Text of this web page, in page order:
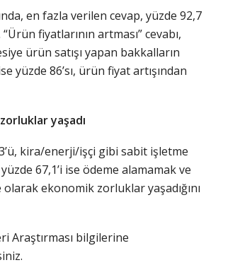
en fazla verilen cevap, yüzde 92,7
fiyatlarının artması” cevabı,
ürün satışı yapan bakkalların
yüzde 86’sı, ürün fiyat artışından
yaşadı
kira/enerji/işçi gibi sabit işletme
67,1’i ise ödeme alamamak ve
ekonomik zorluklar yaşadığını
Araştırması bilgilerine